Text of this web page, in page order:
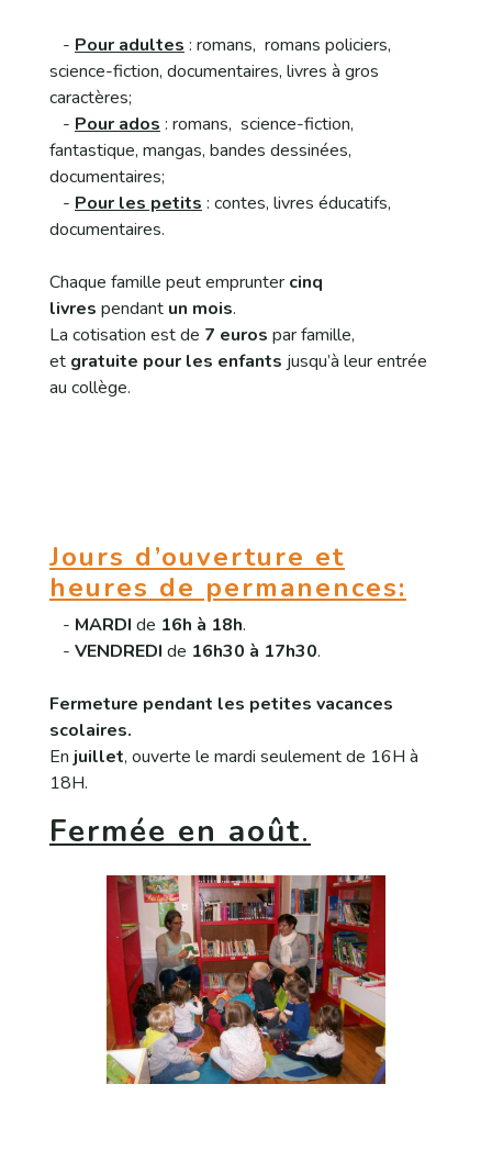
- Pour adultes : romans, romans policiers,
science-fiction, documentaires, livres à gros
caractères;
- Pour ados : romans, science-fiction,
fantastique, mangas, bandes dessinées,
documentaires;
- Pour les petits : contes, livres éducatifs,
documentaires.
Chaque famille peut emprunter cinq
livres pendant un mois.
La cotisation est de 7 euros par famille,
et gratuite pour les enfants jusqu’à leur entrée
au collège.
Jours d’ouverture et
heures de permanences:
- MARDI de 16h à 18h.
- VENDREDI de 16h30 à 17h30.
Fermeture pendant les petites vacances
scolaires.
En juillet, ouverte le mardi seulement de 16H à
18H.
Fermée en août.